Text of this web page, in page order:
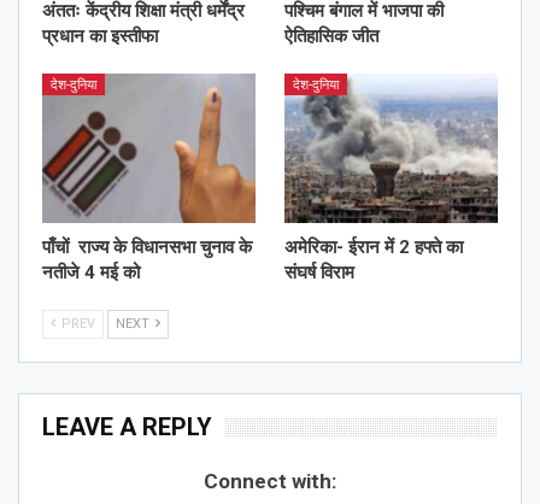
अंततः केंद्रीय शिक्षा मंत्री धर्मेंद्र
प्रधान का इस्तीफा
पश्चिम बंगाल में भाजपा की
ऐतिहासिक जीत
देश-दुनिया
पाँचों राज्य के विधानसभा चुनाव के
नतीजे 4 मई को
देश-दुनिया
अमेरिका- ईरान में 2 हफ्ते का
संघर्ष विराम
PREV NEXT
LEAVE A REPLY
Connect with: